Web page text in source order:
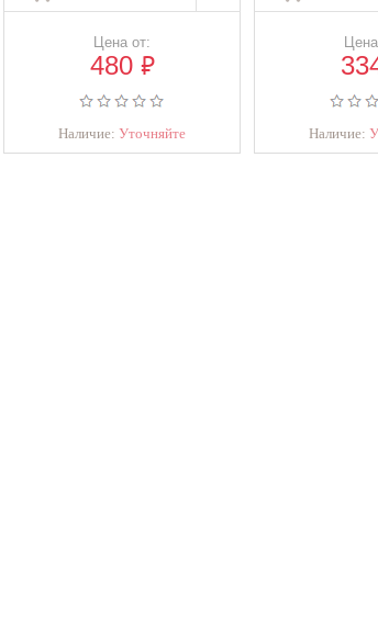
Цена от:
480 ₽
Наличие:Уточняйте Наличие: